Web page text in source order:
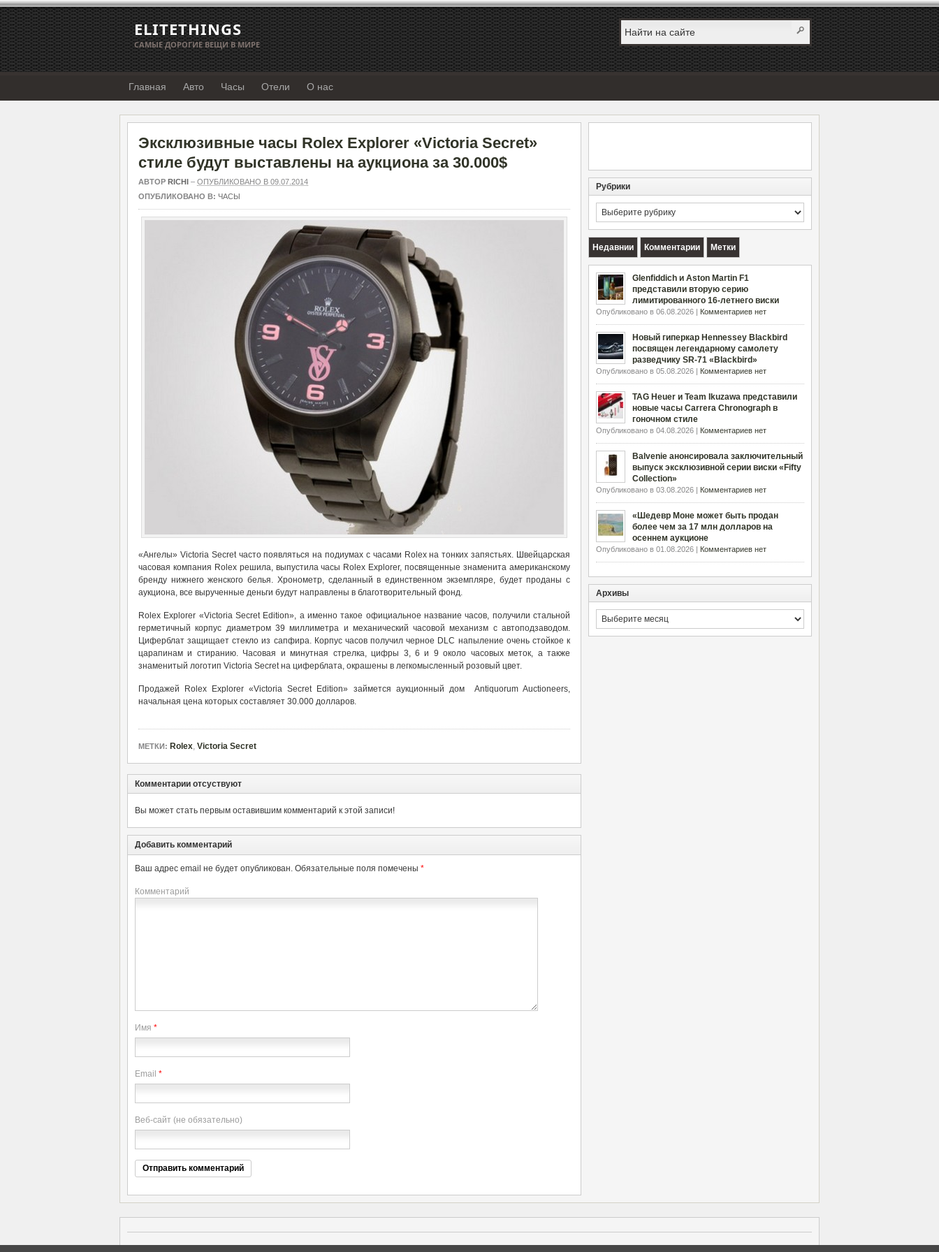
ELITETHINGS
САМЫЕ ДОРОГИЕ ВЕЩИ В МИРЕ
Главная Авто Часы Отели О нас
Эксклюзивные часы Rolex Explorer «Victoria Secret»
стиле будут выставлены на аукциона за 30.000$
АВТОР RICHI – ОПУБЛИКОВАНО В 09.07.2014
ОПУБЛИКОВАНО В: ЧАСЫ
«Ангелы» Victoria Secret часто появляться на подиумах с часами Rolex на тонких запястьях. Швейцарская
часовая компания Rolex решила, выпустила часы Rolex Explorer, посвященные знаменита американскому
бренду нижнего женского белья. Хронометр, сделанный в единственном экземпляре, будет проданы с
аукциона, все вырученные деньги будут направлены в благотворительный фонд.
Rolex Explorer «Victoria Secret Edition», а именно такое официальное название часов, получили стальной
герметичный корпус диаметром 39 миллиметра и механический часовой механизм с автоподзаводом.
Циферблат защищает стекло из сапфира. Корпус часов получил черное DLC напыление очень стойкое к
царапинам и стиранию. Часовая и минутная стрелка, цифры 3, 6 и 9 около часовых меток, а также
знаменитый логотип Victoria Secret на циферблата, окрашены в легкомысленный розовый цвет.
Продажей Rolex Explorer «Victoria Secret Edition» займется аукционный дом Antiquorum Auctioneers,
начальная цена которых составляет 30.000 долларов.
МЕТКИ: Rolex, Victoria Secret
Комментарии отсуствуют
Вы может стать первым оставившим комментарий к этой записи!
Добавить комментарий
Ваш адрес email не будет опубликован. Обязательные поля помечены *
Комментарий
Имя *
Email *
Веб-сайт (не обязательно)
Рубрики
Рубрики
Недавнии Комментарии Метки
Glenfiddich и Aston Martin F1
представили вторую серию
лимитированного 16-летнего виски
Опубликовано в 06.08.2026 | Комментариев нет
Новый гиперкар Hennessey Blackbird
посвящен легендарному самолету
разведчику SR-71 «Blackbird»
Опубликовано в 05.08.2026 | Комментариев нет
TAG Heuer и Team Ikuzawa представили
новые часы Carrera Chronograph в
гоночном стиле
Опубликовано в 04.08.2026 | Комментариев нет
Balvenie анонсировала заключительный
выпуск эксклюзивной серии виски «Fifty
Collection»
Опубликовано в 03.08.2026 | Комментариев нет
«Шедевр Моне может быть продан
более чем за 17 млн долларов на
осеннем аукционе
Опубликовано в 01.08.2026 | Комментариев нет
Архивы
Архивы